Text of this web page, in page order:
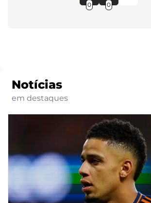
0 0
Notícias
em destaques